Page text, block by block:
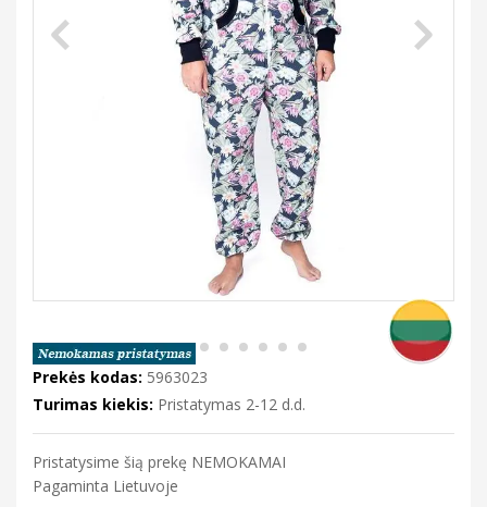
Prekės kodas: 5963023
Turimas kiekis: Pristatymas 2-12 d.d.
Pristatysime šią prekę NEMOKAMAI
Pagaminta Lietuvoje